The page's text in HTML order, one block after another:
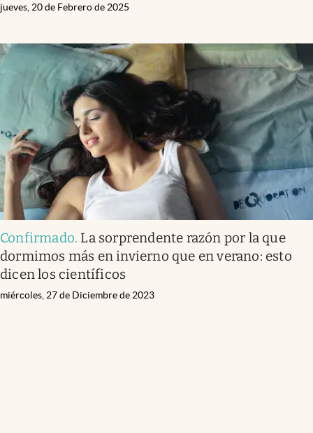
jueves, 20 de Febrero de 2025
Confirmado. La sorprendente razón por la que
dormimos más en invierno que en verano: esto
dicen los científicos
miércoles, 27 de Diciembre de 2023